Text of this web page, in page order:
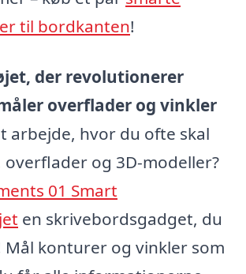
til bordkanten!
der revolutionerer
overflader og vinkler
arbejde, hvor du ofte skal
overflader og 3D-modeller?
01 Smart
en skrivebordsgadget, du
Mål konturer og vinkler som